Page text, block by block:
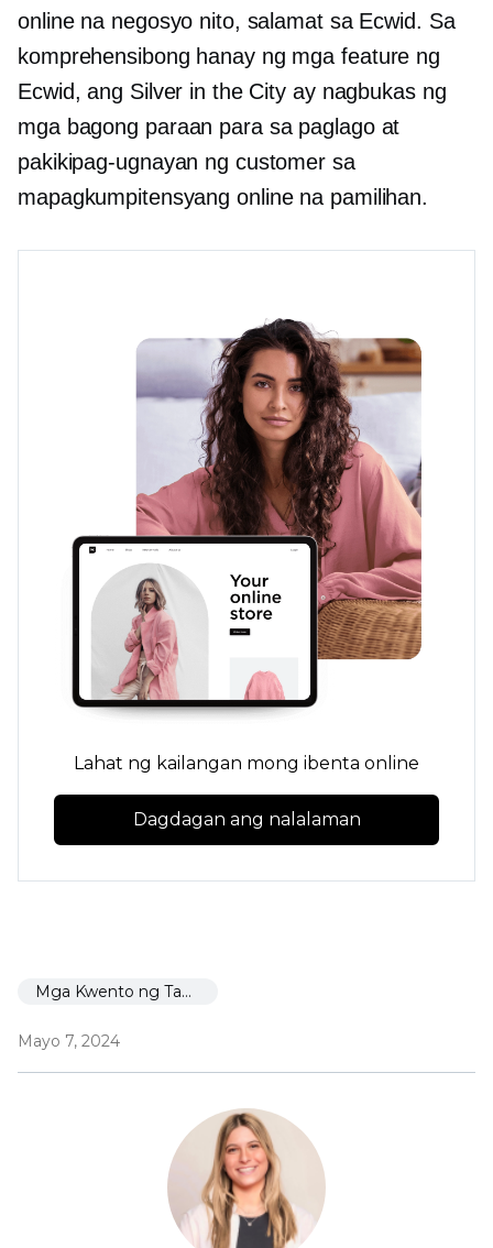
online na negosyo nito, salamat sa Ecwid. Sa
komprehensibong hanay ng mga feature ng
Ecwid, ang Silver in the City ay nagbukas ng
mga bagong paraan para sa paglago at
pakikipag-ugnayan ng customer sa
mapagkumpitensyang online na pamilihan.
Lahat ng kailangan mong ibenta online
Dagdagan ang nalalaman
Mga Kwento ng Tagumpay
Mayo 7, 2024